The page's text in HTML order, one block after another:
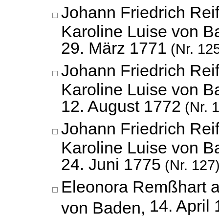
Johann Friedrich
Karoline Luise von
29. März 1771 (Nr.
Johann Friedrich
Karoline Luise von
12. August 1772 (Nr.
Johann Friedrich
Karoline Luise von
24. Juni 1775 (Nr.
Eleonora Remßhart
von Baden, 14. April